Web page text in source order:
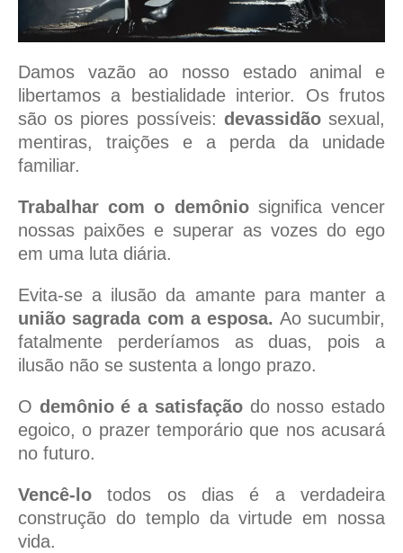
Damos vazão ao nosso estado animal e
libertamos a bestialidade interior. Os frutos
são os piores possíveis: devassidãosexual,
mentiras, traições e a perda da unidade
familiar.
Trabalhar com o demôniosignifica vencer
nossas paixões e superar as vozes do ego
em uma luta diária.
Evita-se a ilusão da amante para manter a
união sagrada com a esposa. Ao sucumbir,
fatalmente perderíamos as duas, pois a
ilusão não se sustenta a longo prazo.
O demônio é a satisfaçãodo nosso estado
egoico, o prazer temporário que nos acusará
no futuro.
Vencê-lo todos os dias é a verdadeira
construção do templo da virtude em nossa
vida.